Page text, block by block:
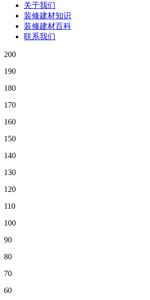
关于我们
装修建材知识
装修建材百科
联系我们
200
190
180
170
160
150
140
130
120
110
100
90
80
70
60